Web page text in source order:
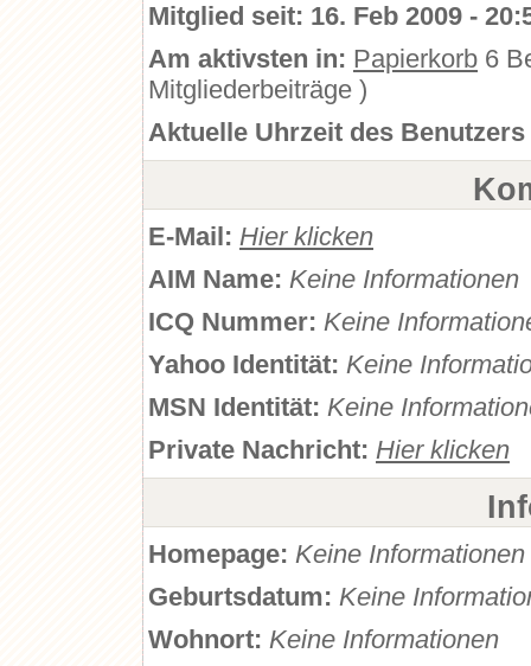
Mitglied seit: 16. Feb 2009 -
Am aktivsten in: Papierkorb 6
Mitgliederbeiträge )
Aktuelle Uhrzeit des Benutzers
E-Mail: Hier klicken
AIM Name: Keine Informationen
ICQ Nummer: Keine
Yahoo Identität: Keine
MSN Identität: Keine
Private Nachricht: Hier klicken
Homepage: Keine Informationen
Geburtsdatum: Keine
Wohnort: Keine Informationen